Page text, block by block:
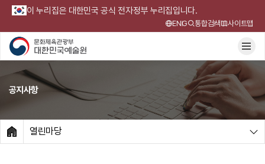
이 누리집은 대한민국 공식 전자정부 누리집입니다.
ENG 통합검색 사이트맵
공지사항
HOME
열린마당